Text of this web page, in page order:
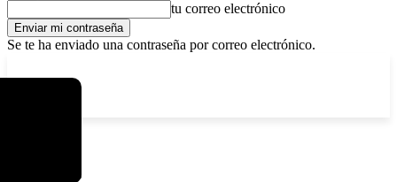
tu correo electrónico
Se te ha enviado una contraseña por correo electrónico.